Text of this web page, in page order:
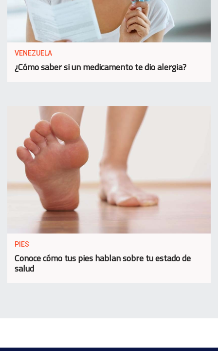
VENEZUELA
¿Cómo saber si un medicamento te dio alergia?
PIES
Conoce cómo tus pies hablan sobre tu estado de
salud